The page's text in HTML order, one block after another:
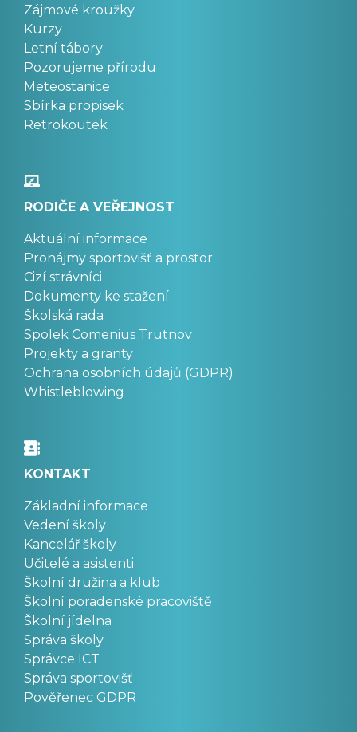
Zájmové kroužky
Kurzy
Letní tábory
Pozorujeme přírodu
Meteostanice
Sbírka propisek
Retrokoutek
RODIČE A VEŘEJNOST
Aktuální informace
Pronájmy sportovišť a prostor
Cizí strávníci
Dokumenty ke stažení
Školská rada
Spolek Comenius Trutnov
Projekty a granty
Ochrana osobních údajů (GDPR)
Whistleblowing
KONTAKT
Základní informace
Vedení školy
Kancelář školy
Učitelé a asistenti
Školní družina a klub
Školní poradenské pracoviště
Školní jídelna
Správa školy
Správce ICT
Správa sportovišť
Pověřenec GDPR